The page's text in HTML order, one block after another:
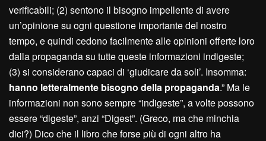
verificabili; (2) sentono il bisogno impellente di avere
un’opinione su ogni questione importante del nostro
tempo, e quindi cedono facilmente alle opinioni offerte loro
dalla propaganda su tutte queste informazioni indigeste;
(3) si considerano capaci di ‘giudicare da soli’. Insomma:
hanno letteralmente bisogno della propaganda.” Ma le
informazioni non sono sempre “indigeste”, a volte possono
essere “digeste”, anzi “Digest”. (Greco, ma che minchia
dici?) Dico che il libro che forse più di ogni altro ha